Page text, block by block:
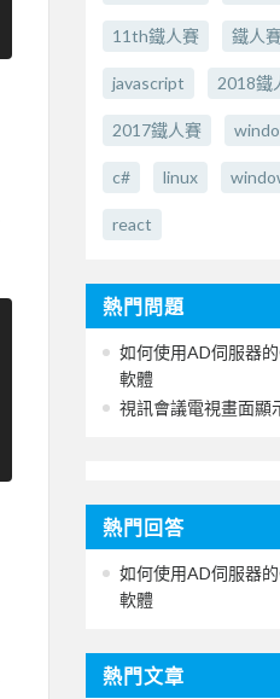
11th鐵人賽 鐵人
javascript 2018鐵
2017鐵人賽
c# linux
react
熱門問題
如何使用AD伺服器
軟體
視訊會議電視畫面顯
熱門回答
如何使用AD伺服器
軟體
熱門文章